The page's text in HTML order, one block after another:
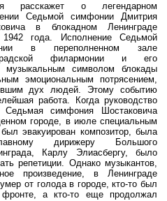
расскажет о легендарном
Седьмой симфонии Дмитрия
в блокадном Ленинграде
года. Исполнение Седьмой
в переполненном зале
филармонии и его
символом блокады
эмоциональным потрясением,
дух людей. Этому событию
работа. Когда руководство
симфония Шостаковича
городе, в июле специальным
эвакуирован композитор, была
дирижеру Большого
Карлу Элиасбергу, было
репетиции. Однако музыкантов,
произведение, в Ленинграде
от голода в городе, кто-то был
а кто-то еще продолжал